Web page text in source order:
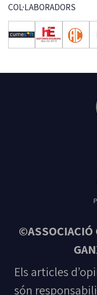
COL·LABORADORS
©ASSOCIACIÓ
Els articles
són